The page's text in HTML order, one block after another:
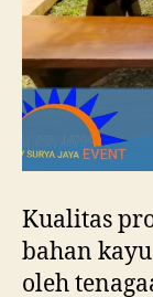
Kualitas
bahan
oleh